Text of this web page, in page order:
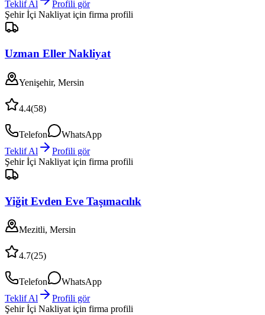
Teklif Al
Profili gör
Şehir İçi Nakliyat için firma profili
Uzman Eller Nakliyat
Yenişehir, Mersin
4.4(58)
Telefon
WhatsApp
Teklif Al
Profili gör
Şehir İçi Nakliyat için firma profili
Yiğit Evden Eve Taşımacılık
Mezitli, Mersin
4.7(25)
Telefon
WhatsApp
Teklif Al
Profili gör
Şehir İçi Nakliyatiçin firma profili